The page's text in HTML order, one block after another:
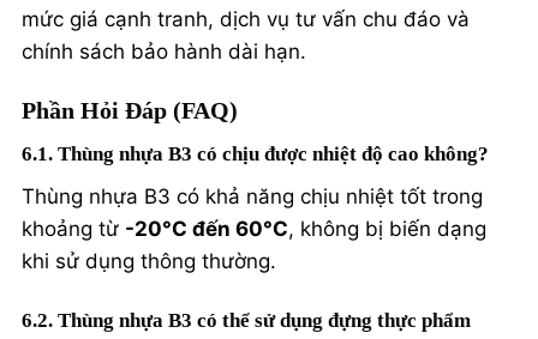
mức giá cạnh tranh, dịch vụ tư vấn chu đáo và
chính sách bảo hành dài hạn.
Phần Hỏi Đáp (FAQ)
6.1. Thùng nhựa B3 có chịu được nhiệt độ cao không?
Thùng nhựa B3 có khả năng chịu nhiệt tốt trong
khoảng từ -20°C đến 60°C, không bị biến dạng
khi sử dụng thông thường.
6.2. Thùng nhựa B3 có thể sử dụng đựng thực phẩm